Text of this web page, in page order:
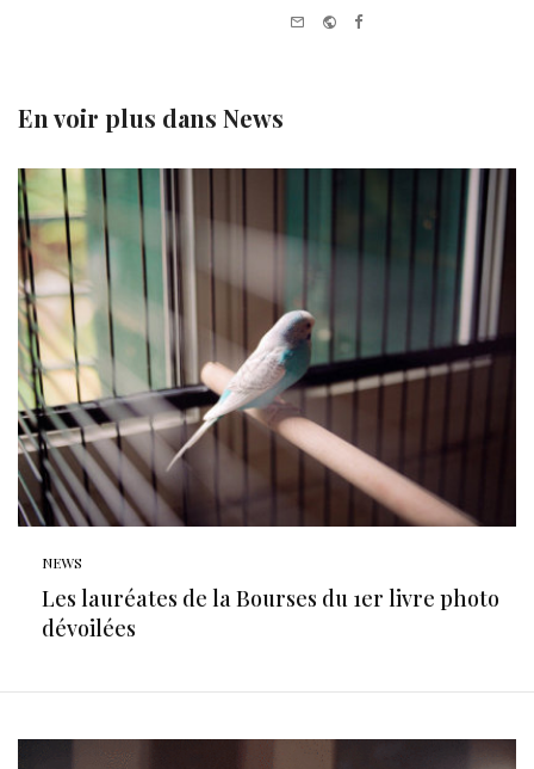
Website
Facebook
En voir plus dans News
NEWS
Les lauréates de la Bourses du 1er livre photo
dévoilées